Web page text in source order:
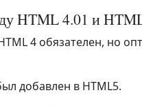
HTML 4.01 и
4 обязателен, но
добавлен в HTML5.